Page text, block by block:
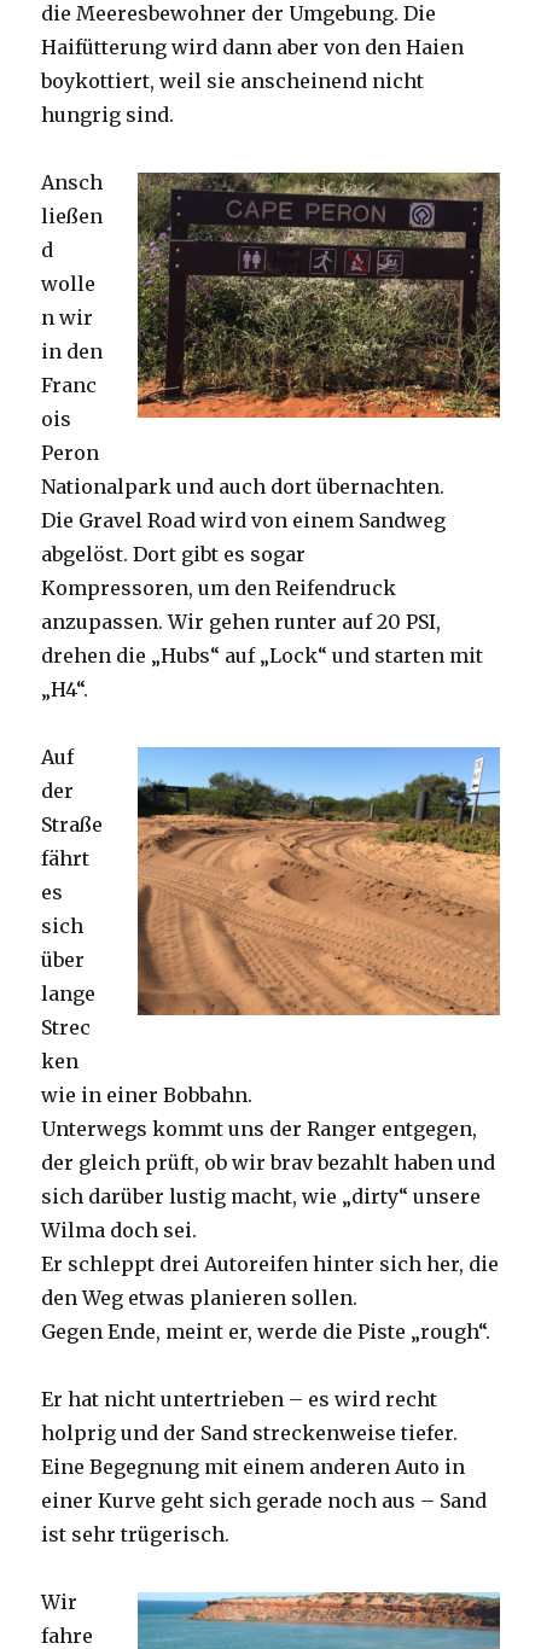
die Meeresbewohner der Umgebung. Die
Haifütterung wird dann aber von den Haien
boykottiert, weil sie anscheinend nicht
hungrig sind.
Ansch
ließen
d
wolle
n wir
in den
Franc
ois
Peron
Nationalpark und auch dort übernachten.
Die Gravel Road wird von einem Sandweg
abgelöst. Dort gibt es sogar
Kompressoren, um den Reifendruck
anzupassen. Wir gehen runter auf 20 PSI,
drehen die „Hubs“ auf „Lock“ und starten mit
„H4“.
Auf
der
Straße
fährt
es
sich
über
lange
Strec
ken
wie in einer Bobbahn.
Unterwegs kommt uns der Ranger entgegen,
der gleich prüft, ob wir brav bezahlt haben und
sich darüber lustig macht, wie „dirty“ unsere
Wilma doch sei.
Er schleppt drei Autoreifen hinter sich her, die
den Weg etwas planieren sollen.
Gegen Ende, meint er, werde die Piste „rough“.
Er hat nicht untertrieben – es wird recht
holprig und der Sand streckenweise tiefer.
Eine Begegnung mit einem anderen Auto in
einer Kurve geht sich gerade noch aus – Sand
ist sehr trügerisch.
Wir
fahre